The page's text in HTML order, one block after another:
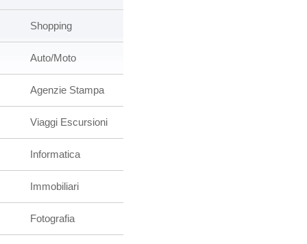
Shopping
Auto/Moto
Agenzie Stampa
Viaggi Escursioni
Informatica
Immobiliari
Fotografia